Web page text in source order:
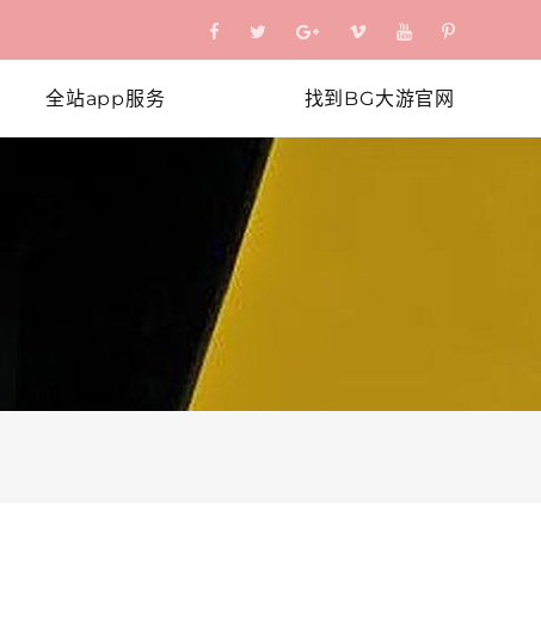
全站app服务 找到BG大游官网